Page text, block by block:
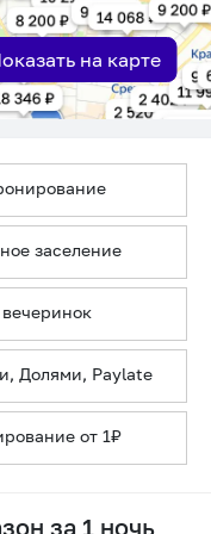
на карте
заселение
Долями, Paylate
от 1₽
за 1 ночь